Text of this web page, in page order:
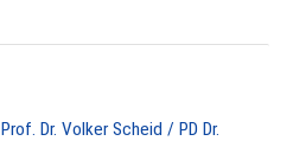
Dr. Volker Scheid / PD Dr.